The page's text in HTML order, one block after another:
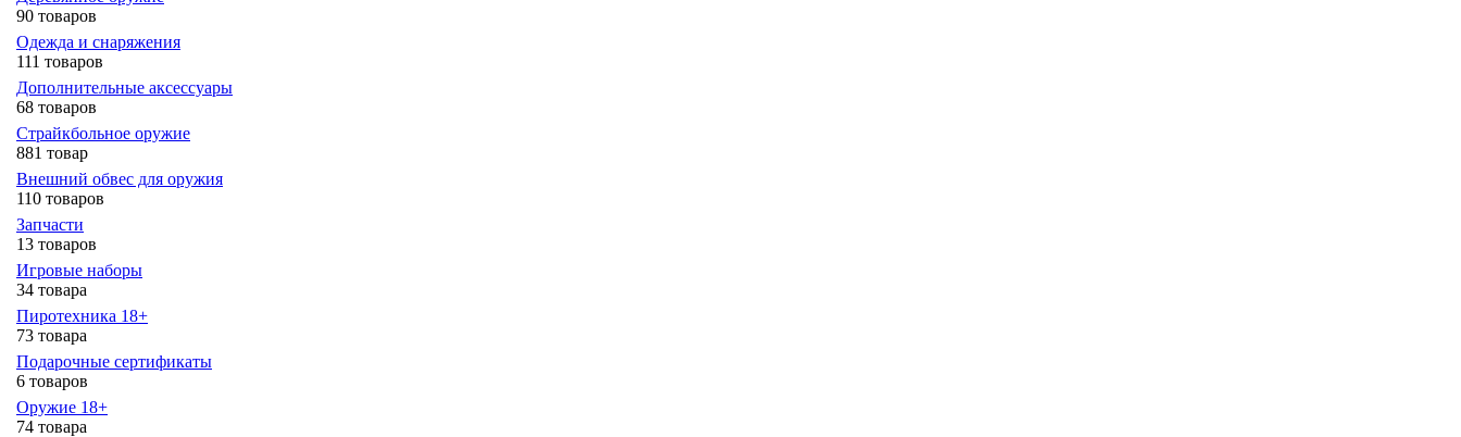
90 товаров
Одежда и снаряжения
111 товаров
Дополнительные аксессуары
68 товаров
Страйкбольное оружие
881 товар
Внешний обвес для оружия
110 товаров
Запчасти
13 товаров
Игровые наборы
34 товара
Пиротехника 18+
73 товара
Подарочные сертификаты
6 товаров
Оружие 18+
74 товара